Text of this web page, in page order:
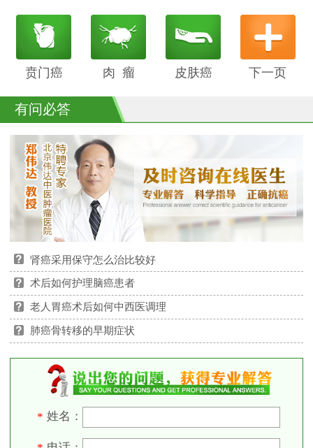
下一页
贲门癌 阴茎癌肉 瘤 白血病皮肤癌
有问必答
肾癌采用保守怎么治比较好
术后如何护理脑癌患者
老人胃癌术后如何中西医调理
肺癌骨转移的早期症状
* 姓名：